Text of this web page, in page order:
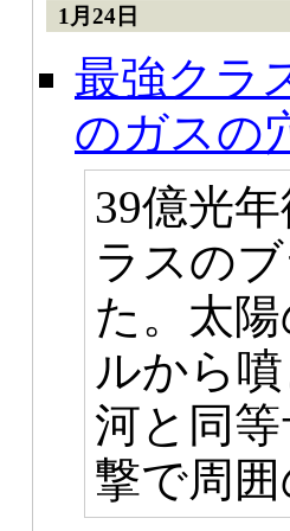
1月24日
最強クラ
のガスの
39億光
ラスの
た。太
ルから
河と同
撃で周